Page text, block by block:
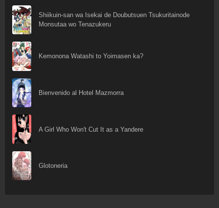
Shiikuin-san wa Isekai de Doubutsuen Tsukuritainode
Monsutaa wo Tenazukeru
Kemonona Watashi to Yoimasen ka?
Bienvenido al Hotel Mazmorra
A Girl Who Won't Cut It as a Yandere
Glotoneria